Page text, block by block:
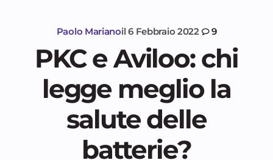
Paolo Marianoil 6 Febbraio 2022 9
PKC e Aviloo: chi
legge meglio la
salute delle
batterie?